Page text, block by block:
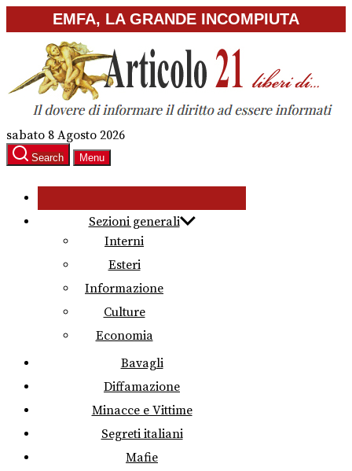
to
content
EMFA, LA GRANDE INCOMPIUTA
sabato 8 Agosto 2026
Search Menu
Sezioni generali
Interni
Esteri
Informazione
Culture
Economia
Bavagli
Diffamazione
Minacce e Vittime
Segreti italiani
Mafie